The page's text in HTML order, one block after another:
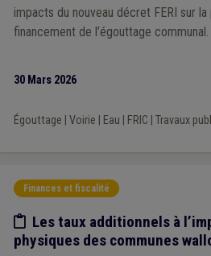
impacts du nouveau décret FERI sur
financement de l’égouttage communal.
30 Mars 2026
Égouttage Voirie Eau FRIC Travaux
Finances et fiscalité
Etude/chiffres
Les taux additionnels à
physiques des communes